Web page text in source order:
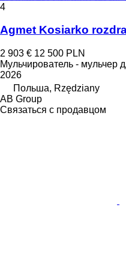
4
Agmet Kosiarko
2 903 € 12 500 PLN
Мульчирователь - мульчер
2026
Польша, Rzędziany
AB Group
Связаться с продавцом